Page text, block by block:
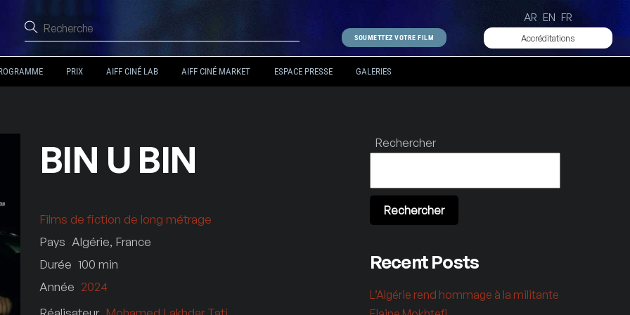
AR EN FR
SOUMETTEZ VOTRE FILM Accréditations
PRIX AIFF CINÉ LAB AIFF CINÉ MARKET ESPACE PRESSE GALERIES
BIN U BIN
Films de fiction de long métrage
Pays Algérie, France
Durée 100 min
Année 2024
Rechercher
Rechercher
Recent Posts
L’Algérie rend hommage à la militante